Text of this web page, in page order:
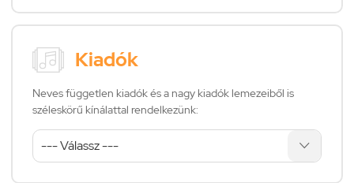
Kiadók
Neves független kiadók és a nagy kiadók lemezeiből is
széleskörű kínálattal rendelkezünk: